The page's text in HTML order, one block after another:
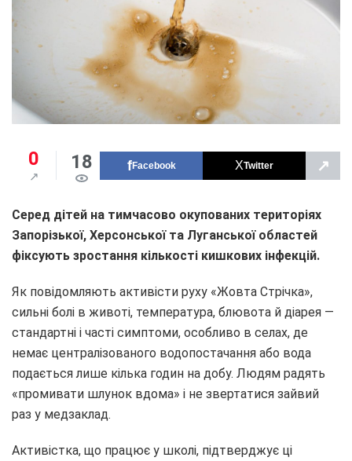
0 18 Facebook Twitter ↗
Серед дітей на тимчасово окупованих територіях
Запорізької, Херсонської та Луганської областей
фіксують зростання кількості кишкових інфекцій.
Як повідомляють активісти руху «Жовта Стрічка»,
сильні болі в животі, температура, блювота й діарея —
стандартні і часті симптоми, особливо в селах, де
немає централізованого водопостачання або вода
подається лише кілька годин на добу. Людям радять
«промивати шлунок вдома» і не звертатися зайвий
раз у медзаклад.
Активістка, що працює у школі, підтверджує ці